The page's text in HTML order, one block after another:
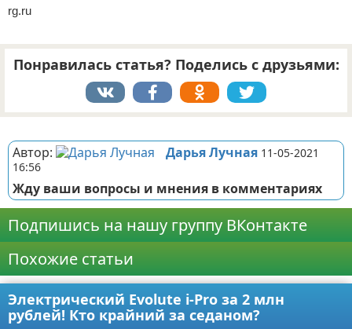
rg.ru
Понравилась статья? Поделись с друзьями:
Автор: Дарья Лучная 11-05-2021
16:56
Жду ваши вопросы и мнения в комментариях
Подпишись на нашу группу ВКонтакте
Похожие статьи
Электрический Evolute i-Pro за 2 млн
рублей! Кто крайний за седаном?